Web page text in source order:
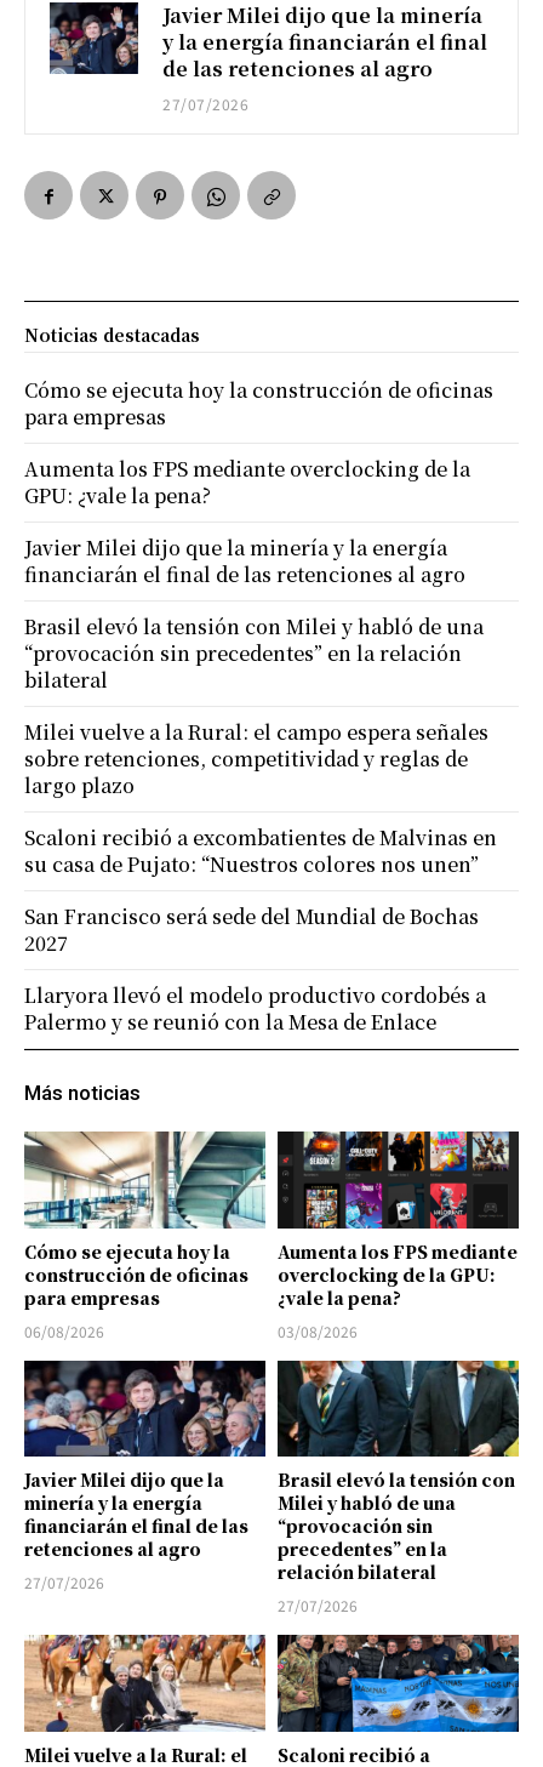
Javier Milei dijo que la minería
y la energía financiarán el final
de las retenciones al agro
27/07/2026
Más noticias
Cómo se ejecuta hoy la
construcción de oficinas
para empresas
06/08/2026
Aumenta los FPS mediante
overclocking de la GPU:
¿vale la pena?
03/08/2026
Javier Milei dijo que la
minería y la energía
financiarán el final de las
retenciones al agro
27/07/2026
Brasil elevó la tensión con
Milei y habló de una
“provocación sin
precedentes” en la
relación bilateral
27/07/2026
Milei vuelve a la Rural: el
Scaloni recibió a
Noticias destacadas
Cómo se ejecuta hoy la construcción de oficinas
para empresas
Aumenta los FPS mediante overclocking de la
GPU: ¿vale la pena?
Javier Milei dijo que la minería y la energía
financiarán el final de las retenciones al agro
Brasil elevó la tensión con Milei y habló de una
“provocación sin precedentes” en la relación
bilateral
Milei vuelve a la Rural: el campo espera señales
sobre retenciones, competitividad y reglas de
largo plazo
Scaloni recibió a excombatientes de Malvinas en
su casa de Pujato: “Nuestros colores nos unen”
San Francisco será sede del Mundial de Bochas
2027
Llaryora llevó el modelo productivo cordobés a
Palermo y se reunió con la Mesa de Enlace